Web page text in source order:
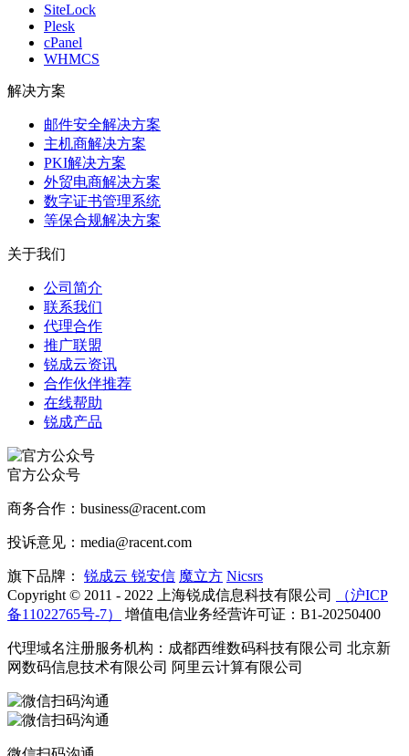
SiteLock
Plesk
cPanel
WHMCS
解决方案
邮件安全解决方案
主机商解决方案
PKI解决方案
外贸电商解决方案
数字证书管理系统
等保合规解决方案
关于我们
公司简介
联系我们
代理合作
推广联盟
锐成云资讯
合作伙伴推荐
在线帮助
锐成产品
官方公众号
商务合作：business@racent.com
投诉意见：media@racent.com
旗下品牌： 锐成云 锐安信 魔立方 Nicsrs
Copyright © 2011 - 2022 上海锐成信息科技有限公司
（沪ICP
备11022765号-7）
增值电信业务经营许可证：B1-20250400
代理域名注册服务机构：成都西维数码科技有限公司 北京新
网数码信息技术有限公司 阿里云计算有限公司